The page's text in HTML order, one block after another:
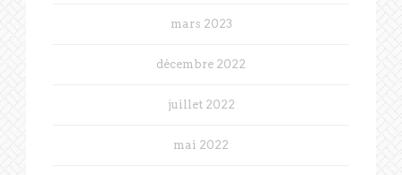
mars 2023
décembre 2022
juillet 2022
mai 2022